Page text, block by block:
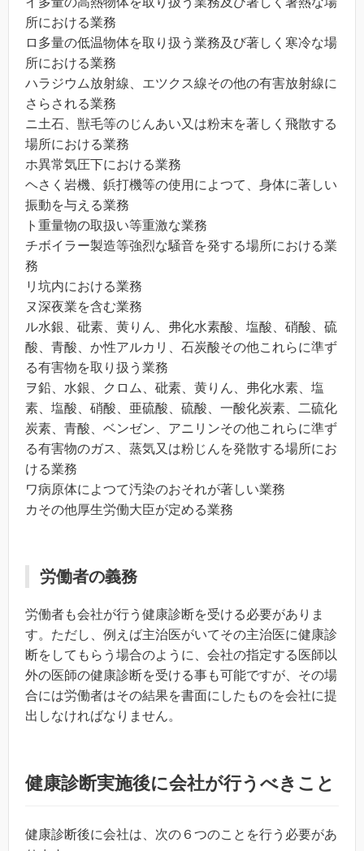
所における業務
ロ多量の低温物体を取り扱う業務及び著しく寒冷な場
所における業務
ハラジウム放射線、エツクス線その他の有害放射線に
さらされる業務
ニ土石、獣毛等のじんあい又は粉末を著しく飛散する
場所における業務
ホ異常気圧下における業務
ヘさく岩機、鋲打機等の使用によつて、身体に著しい
振動を与える業務
ト重量物の取扱い等重激な業務
チボイラー製造等強烈な騒音を発する場所における業
務
リ坑内における業務
ヌ深夜業を含む業務
ル水銀、砒素、黄りん、弗化水素酸、塩酸、硝酸、硫
酸、青酸、か性アルカリ、石炭酸その他これらに準ず
る有害物を取り扱う業務
ヲ鉛、水銀、クロム、砒素、黄りん、弗化水素、塩
素、塩酸、硝酸、亜硫酸、硫酸、一酸化炭素、二硫化
炭素、青酸、ベンゼン、アニリンその他これらに準ず
る有害物のガス、蒸気又は粉じんを発散する場所にお
ける業務
ワ病原体によつて汚染のおそれが著しい業務
カその他厚生労働大臣が定める業務
労働者の義務
労働者も会社が行う健康診断を受ける必要がありま
す。ただし、例えば主治医がいてその主治医に健康診
断をしてもらう場合のように、会社の指定する医師以
外の医師の健康診断を受ける事も可能ですが、その場
合には労働者はその結果を書面にしたものを会社に提
出しなければなりません。
健康診断実施後に会社が行うべきこと
健康診断後に会社は、次の６つのことを行う必要があ